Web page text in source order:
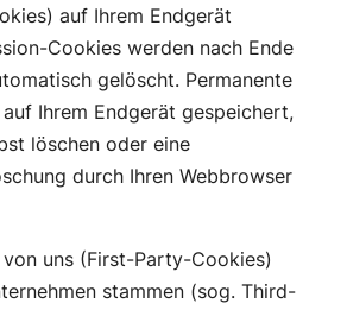
auf Ihrem Endgerät
Cookies werden nach Ende
gelöscht. Permanente
Ihrem Endgerät gespeichert,
löschen oder eine
durch Ihren Webbrowser
uns (First-Party-Cookies)
stammen (sog. Third-